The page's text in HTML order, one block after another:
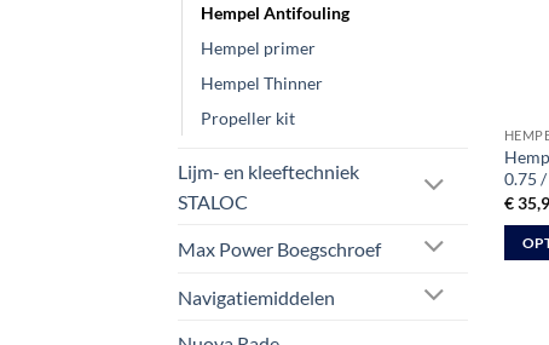
Hempel Antifouling
Hempel primer
Hempel Thinner
Propeller kit
Lijm- en kleeftechniek
STALOC
Max Power Boegschroef
Navigatiemiddelen
0.75
€